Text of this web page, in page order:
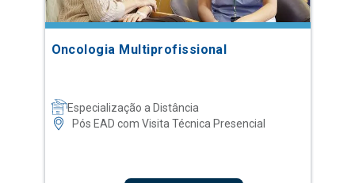
Oncologia Multiprofissional
Especialização a Distância
Pós EAD com Visita Técnica Presencial